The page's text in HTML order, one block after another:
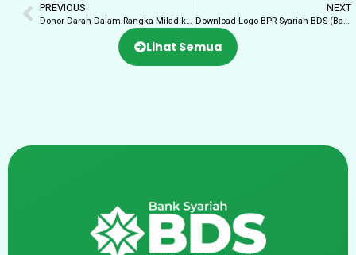
PREVIOUS
Donor Darah Dalam Rangka Milad ke-16 Bank Syariah BDS
NEXT
Download Logo BPR Syariah BDS (Bank Syariah BDS)
Lihat Semua